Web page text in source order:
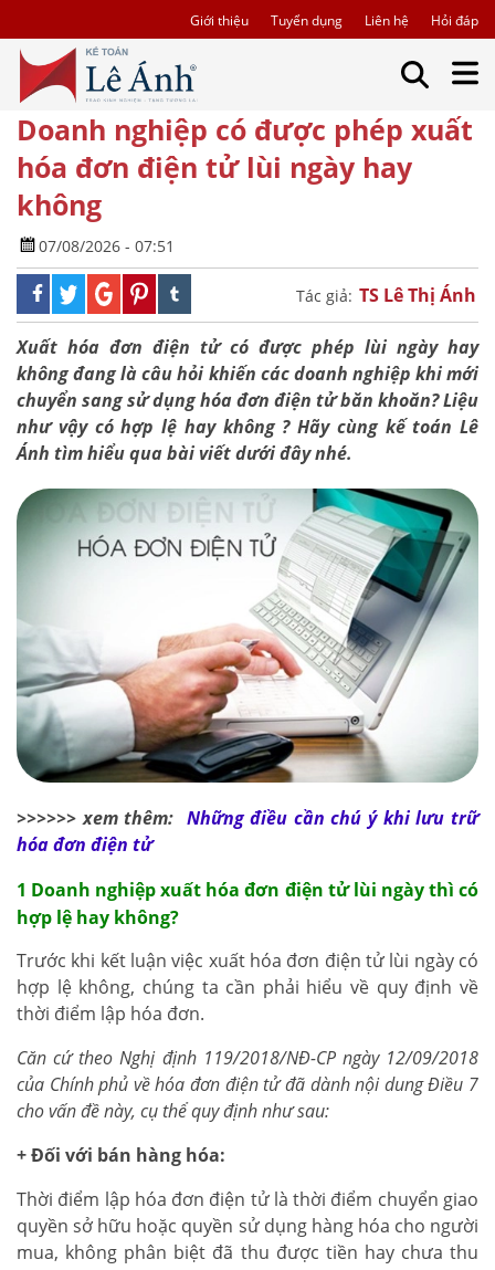
Giới thiệu Tuyển dụng Liên hệ Hỏi đáp
Doanh nghiệp có được phép xuất
hóa đơn điện tử lùi ngày hay
không
07/08/2026 - 07:51
Tác giả: TS Lê Thị Ánh
Xuất hóa đơn điện tử có được phép lùi ngày hay
không đang là câu hỏi khiến các doanh nghiệp khi mới
chuyển sang sử dụng hóa đơn điện tử băn khoăn? Liệu
như vậy có hợp lệ hay không ? Hãy cùng kế toán Lê
Ánh tìm hiểu qua bài viết dưới đây nhé.
>>>>>> xem thêm: Những điều cần chú ý khi lưu trữ
hóa đơn điện tử
1 Doanh nghiệp xuất hóa đơn điện tử lùi ngày thì có
hợp lệ hay không?
Trước khi kết luận việc xuất hóa đơn điện tử lùi ngày có
hợp lệ không, chúng ta cần phải hiểu về quy định về
thời điểm lập hóa đơn.
Căn cứ theo Nghị định 119/2018/NĐ-CP ngày 12/09/2018
của Chính phủ về hóa đơn điện tử đã dành nội dung Điều 7
cho vấn đề này, cụ thể quy định như sau:
+ Đối với bán hàng hóa:
Thời điểm lập hóa đơn điện tử là thời điểm chuyển giao
quyền sở hữu hoặc quyền sử dụng hàng hóa cho người
mua, không phân biệt đã thu được tiền hay chưa thu